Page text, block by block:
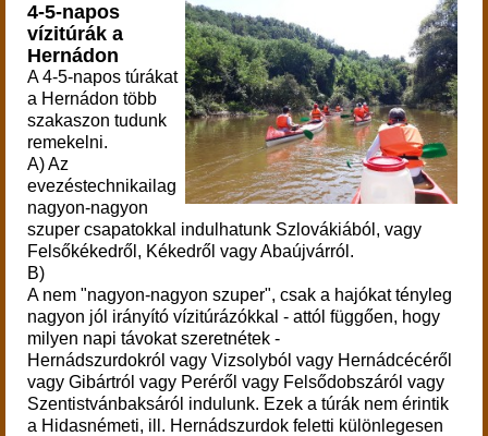
4-5-napos
vízitúrák a
Hernádon
A 4-5-napos túrákat
a Hernádon több
szakaszon tudunk
remekelni.
A) Az
evezéstechnikailag
nagyon-nagyon
szuper csapatokkal indulhatunk Szlovákiából, vagy
Felsőkékedről, Kékedről vagy Abaújvárról.
B)
A nem "nagyon-nagyon szuper", csak a hajókat tényleg
nagyon jól irányító vízitúrázókkal - attól függően, hogy
milyen napi távokat szeretnétek -
Hernádszurdokról vagy Vizsolyból vagy Hernádcécéről
vagy Gibártról vagy Peréről vagy Felsődobszáról vagy
Szentistvánbaksáról indulunk. Ezek a túrák nem érintik
a Hidasnémeti, ill. Hernádszurdok feletti különlegesen